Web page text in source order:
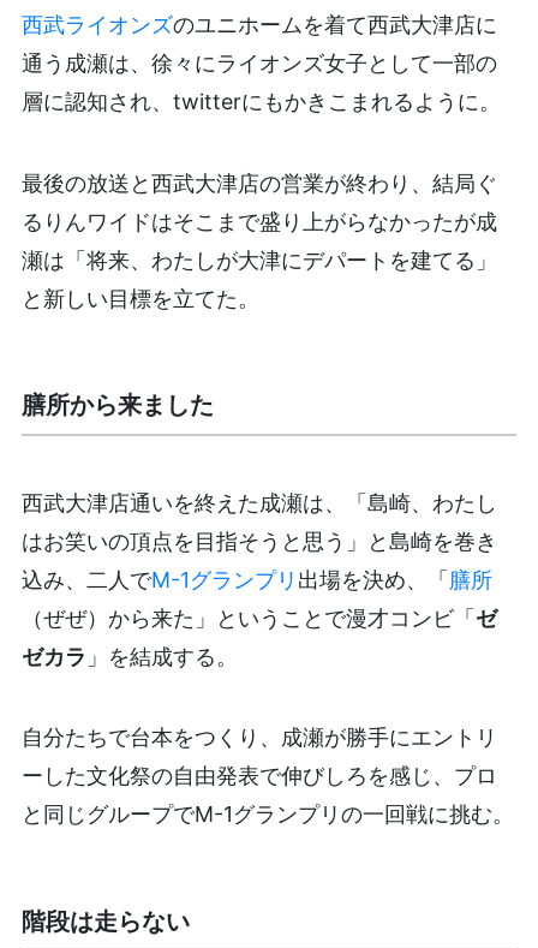
西武ライオンズのユニホームを着て西武大津店に
通う成瀬は、徐々にライオンズ女子として一部の
層に認知され、twitterにもかきこまれるように。
最後の放送と西武大津店の営業が終わり、結局ぐ
るりんワイドはそこまで盛り上がらなかったが成
瀬は「将来、わたしが大津にデパートを建てる」
と新しい目標を立てた。
膳所から来ました
西武大津店通いを終えた成瀬は、「島崎、わたし
はお笑いの頂点を目指そうと思う」と島崎を巻き
込み、二人でM-1グランプリ 出場を決め、「膳所
（ぜぜ）から来た」ということで漫才コンビ「ゼ
ゼカラ 」を結成する。
自分たちで台本をつくり、成瀬が勝手にエントリ
ーした文化祭の自由発表で伸びしろを感じ、プロ
と同じグループでM-1グランプリの一回戦に挑む。
階段は走らない